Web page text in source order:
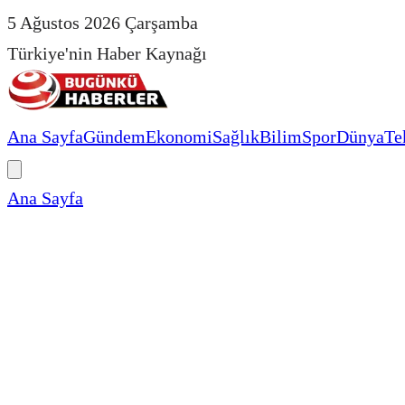
5 Ağustos 2026 Çarşamba
Türkiye'nin Haber Kaynağı
Ana SayfaGündemEkonomiSağlıkBilimSporDünya
Ana Sayfa